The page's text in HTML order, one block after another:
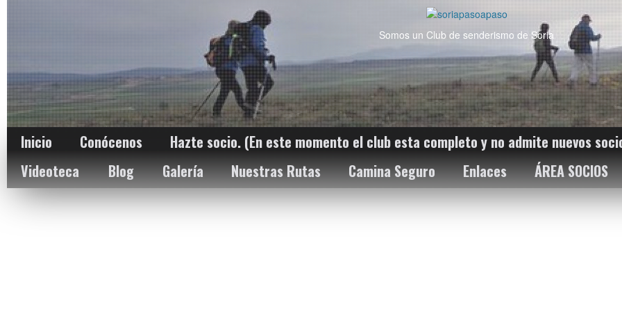
Somos un Club de senderismo de Soria
Inicio Conócenos
Hazte socio. (En este momento el club esta completo y no admite nuevos
Videoteca
Blog Galería Nuestras Rutas Camina Seguro Enlaces ÁREA SOCIOS